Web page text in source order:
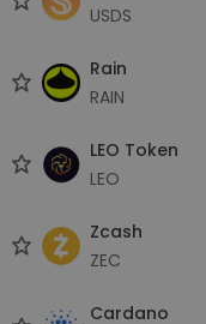
USDS
Rain
RAIN
LEO Token
LEO
Zcash
ZEC
Cardano